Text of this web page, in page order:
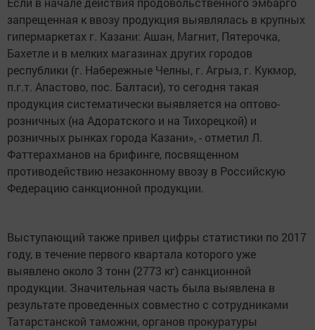
запрещенная к ввозу продукция выявлялась в крупных
гипермаркетах г. Казани: Ашан, Магнит, Пятерочка,
Бахетле и в мелких магазинах других городов
республики (г. Набережные Челны, г. Агрыз, г. Кукмор,
п.г.т. Апастово, пос. Балтаси), то сегодня такая
продукция систематически выявляется на оптово-
розничных (на Адоратского и на Тихорецкой) и
розничных рынках города Казани», - отметил Л.
Фаттерахманов на брифинге, посвященном
противодействию незаконному ввозу в Российскую
Федерацию санкционной продукции.
Выступающий также привел цифры статистики по 2017
году, в течение первого квартала которого уже
выявлено около 3 тонн (2773 кг) санкционной
продукции. Значительная часть была выявлена в
результате проведенных совместно с сотрудниками
Татарстанской таможни, органов прокуратуры